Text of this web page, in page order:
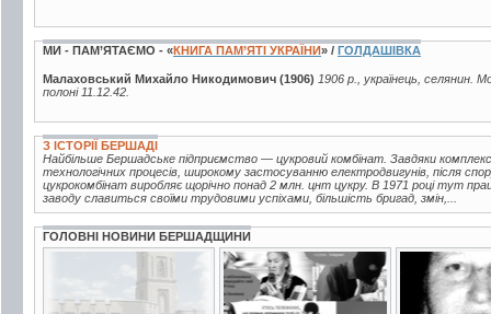
МИ - ПАМ’ЯТАЄМО - «КНИГА ПАМ’ЯТІ УКРАЇНИ» / ГОЛДАШІВКА
Малаховський Михайло Никодимович (1906) 1906 р., українець, селянин.
полоні 11.12.42.
З ІСТОРІЇ БЕРШАДІ
Найбільше Бершадське підприємство — цукровий комбінат. Завдяки
технологічних процесів, широкому застосуванню електродвигунів, після
цукрокомбінат виробляє щорічно понад 2 млн. цнт цукру. В 1971 році тут
заводу славиться своїми трудовими успіхами, більшість бригад, змін,...
ГОЛОВНІ НОВИНИ БЕРШАДЩИНИ